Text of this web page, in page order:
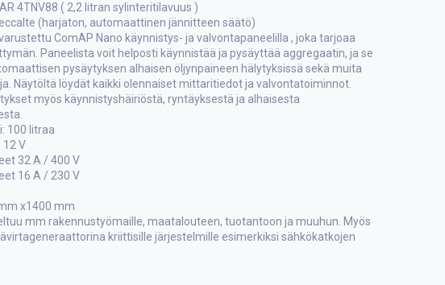
4TNV88 ( 2,2 litran sylinteritilavuus )
(harjaton, automaattinen jännitteen säätö)
ComAP Nano käynnistys- ja valvontapaneelilla , joka tarjoaa
Paneelista voit helposti käynnistää ja pysäyttää aggregaatin, ja se
pysäytyksen alhaisen öljynpaineen hälytyksissä sekä muita
Näytöltä löydät kaikki olennaiset mittaritiedot ja valvontatoiminnot.
myös käynnistyshäiriöstä, ryntäyksestä ja alhaisesta
100 litraa
12 V
32 A / 400 V
16 A / 230 V
x1400 mm
mm rakennustyömaille, maatalouteen, tuotantoon ja muuhun. Myös
kriittisille järjestelmille esimerkiksi sähkökatkojen